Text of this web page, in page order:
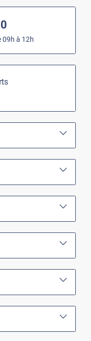
09h à 12h